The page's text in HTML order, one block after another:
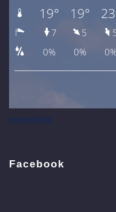
meteoblue
Facebook